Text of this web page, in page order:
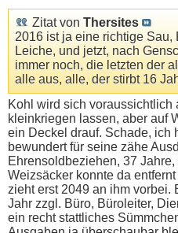
Zitat von Thersites
2016 ist ja eine richtige Sau,
Leiche, und jetzt, nach
immer noch, die letzten der
alle aus, alle, der stirbt 16
Kohl wird sich voraussichtlich
kleinkriegen lassen, aber auf
ein Deckel drauf. Schade, ich
bewundert für seine zähe
Ehrensoldbeziehen, 37
Weizsäcker konnte da
zieht erst 2049 an ihm vorbei.
Jahr zzgl. Büro, Büroleiter,
ein recht stattliches